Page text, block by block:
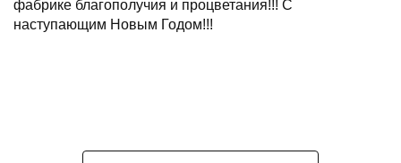
фабрике благополучия и процветания!!! С
наступающим Новым Годом!!!